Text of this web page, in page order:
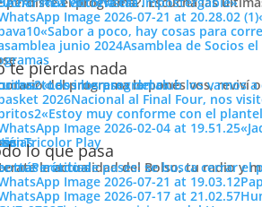
«Sabor a poco, hay cosas para
Asamblea de Socios
te pierdas nada
del programa lo ponés vos, reviví
todos los programas
«Los intereses del club los vamos
Nacional al Final Four, nos
«Estoy muy conforme con el
Play
lo que pasa
la actualidad del Bolso, tu radio y
más noticias
Período de pases: se busca cerrar el
1010 AM. Qué dicen los
opinión de los hinchas que trabajan